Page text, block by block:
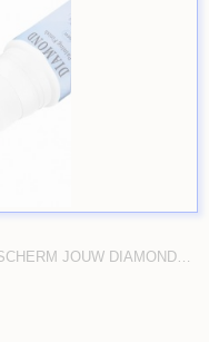
JOUW DIAMOND…